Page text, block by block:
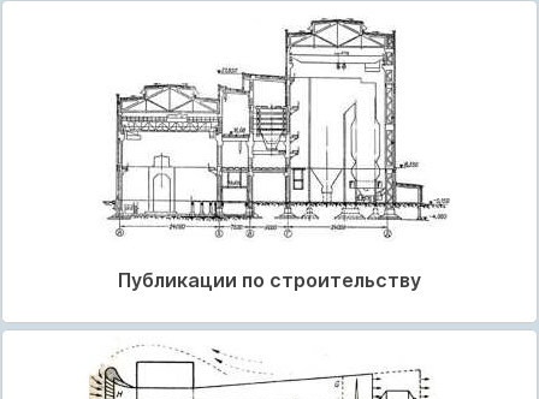
Публикации по строительству